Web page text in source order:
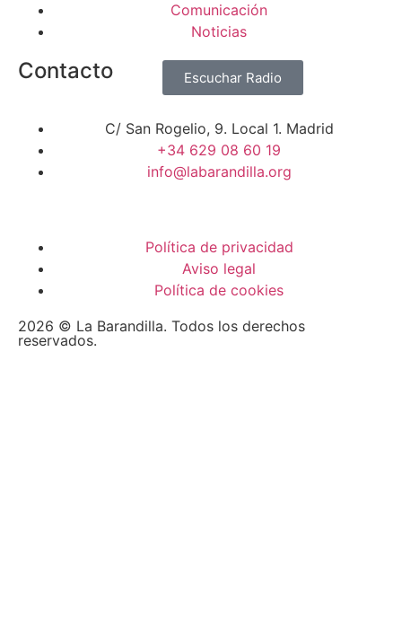
Comunicación
Noticias
Contacto
C/ San Rogelio, 9. Local 1. Madrid
+34 629 08 60 19
info@labarandilla.org
Escuchar Radio
2026 © La Barandilla. Todos los derechos
reservados.
Política de privacidad
Aviso legal
Política de cookies